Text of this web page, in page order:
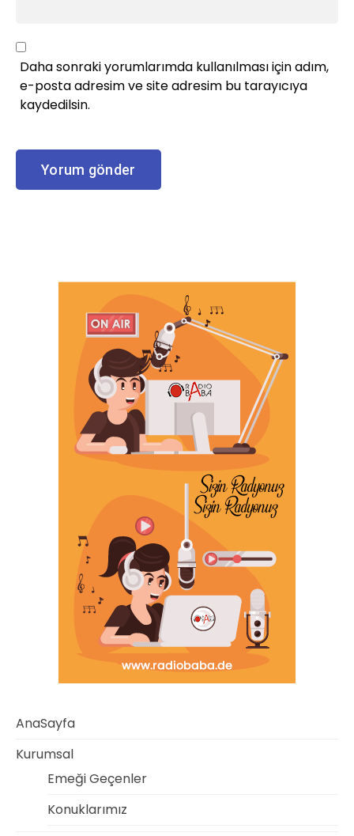
Daha sonraki yorumlarımda kullanılması için adım,
e-posta adresim ve site adresim bu tarayıcıya
kaydedilsin.
AnaSayfa
Kurumsal
Emeği Geçenler
Konuklarımız